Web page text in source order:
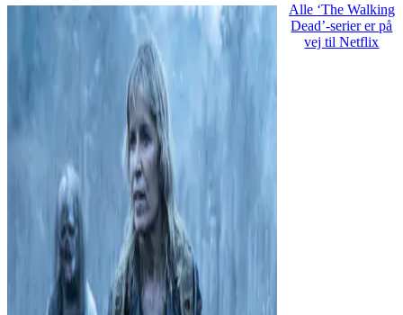
Alle ‘The Walking
Dead’-serier er på
vej til Netflix